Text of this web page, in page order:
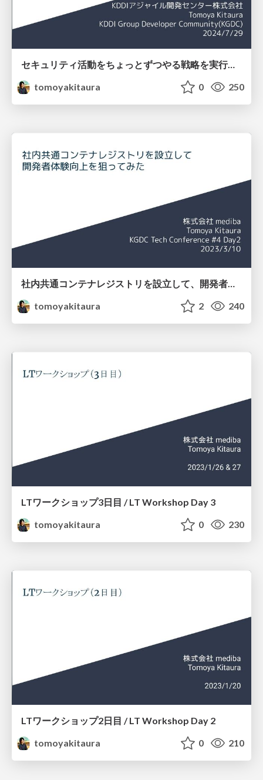
セキュリティ活動をちょっとずつやる戦略を実行した気づき / Incremental Security Initiatives
tomoyakitaura
0 250
tomoyakitaura
2 240
LTワークショップ3日目 / LT Workshop Day 3
tomoyakitaura
0 230
LTワークショップ2日目 / LT Workshop Day 2
tomoyakitaura
0 210